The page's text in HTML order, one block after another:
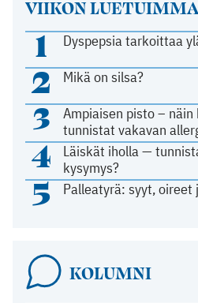
VIIKON
1 Dyspepsia tarkoittaa
2 Mikä on silsa?
3
Ampiaisen pisto –
tunnistat vakavan
4
Läiskät iholla —
kysymys?
5 Palleatyrä: syyt, oireet
KOLUMNI